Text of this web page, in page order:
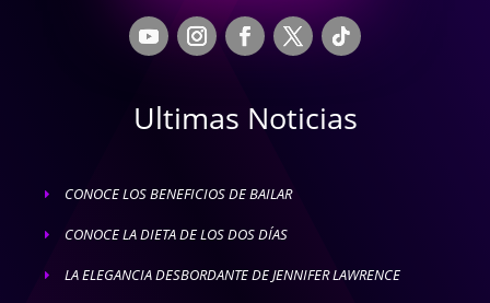
Ultimas Noticias
E CONOCE LOS BENEFICIOS DE BAILAR
E CONOCE LA DIETA DE LOS DOS DÍAS
E LA ELEGANCIA DESBORDANTE DE JENNIFER LAWRENCE